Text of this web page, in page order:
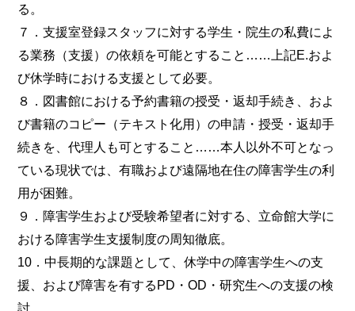
る。
７．支援室登録スタッフに対する学生・院生の私費によ
る業務（支援）の依頼を可能とすること……上記E.およ
び休学時における支援として必要。
８．図書館における予約書籍の授受・返却手続き、およ
び書籍のコピー（テキスト化用）の申請・授受・返却手
続きを、代理人も可とすること……本人以外不可となっ
ている現状では、有職および遠隔地在住の障害学生の利
用が困難。
９．障害学生および受験希望者に対する、立命館大学に
おける障害学生支援制度の周知徹底。
10．中長期的な課題として、休学中の障害学生への支
援、および障害を有するPD・OD・研究生への支援の検
討。